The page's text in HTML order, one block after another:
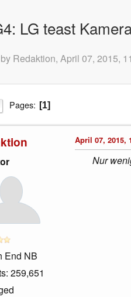
LG teast
Redaktion, April 07, 2015,
Pages 1
End NB
259,651
April 07, 2015,
Nur